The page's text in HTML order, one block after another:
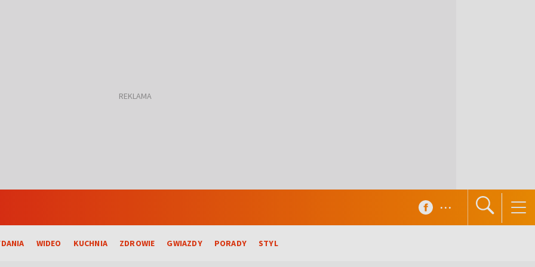
WIDEO KUCHNIA ZDROWIE GWIAZDY PORADY STYL
...